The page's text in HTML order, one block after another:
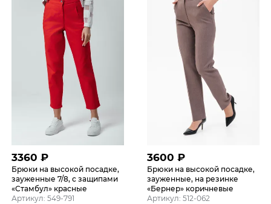
3360 ₽
Брюки на высокой посадке,
зауженные 7/8, с защипами
«Стамбул» красные
Артикул: 549-791
3600 ₽
Брюки на высокой посадке,
зауженные, на резинке
«Бернер» коричневые
Артикул: 512-062